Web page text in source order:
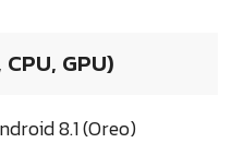
GPU)
8.1 (Oreo)